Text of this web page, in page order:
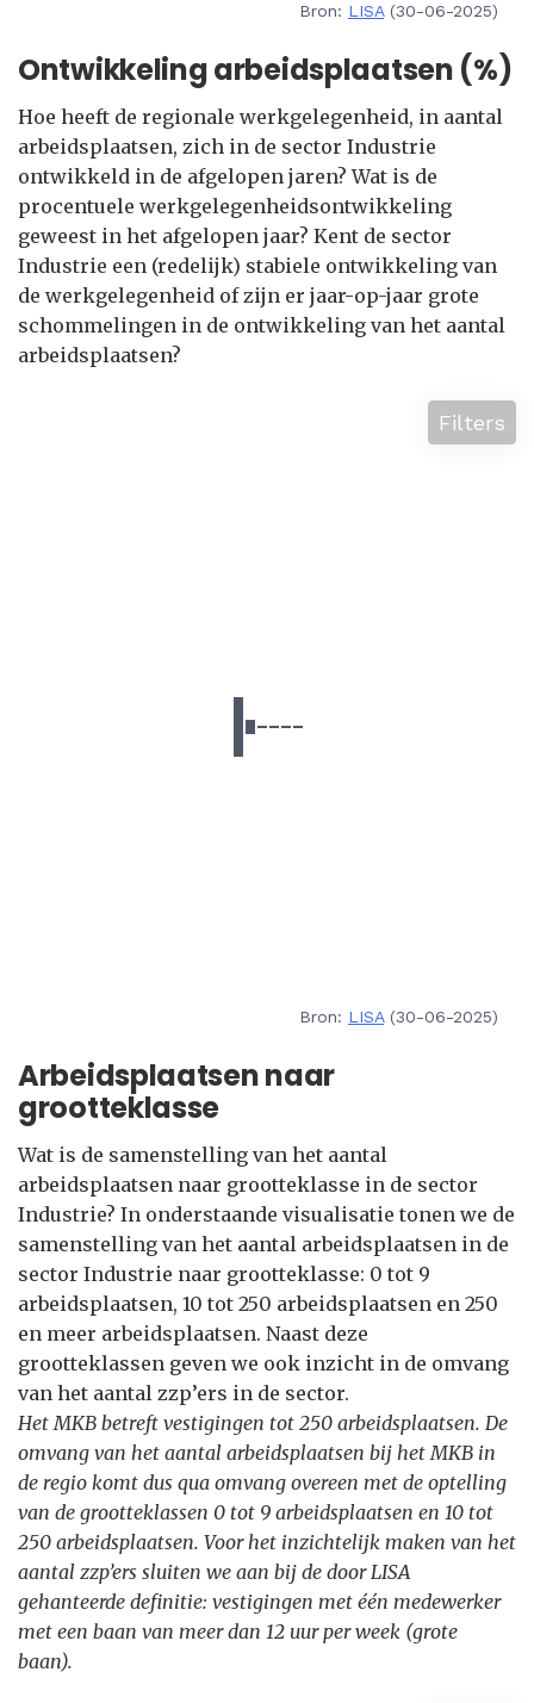
Bron: LISA(30-06-2025)
Ontwikkeling arbeidsplaatsen (%)
Hoe heeft de regionale werkgelegenheid, in aantal
arbeidsplaatsen, zich in de sector Industrie
ontwikkeld in de afgelopen jaren? Wat is de
procentuele werkgelegenheidsontwikkeling
geweest in het afgelopen jaar? Kent de sector
Industrie een (redelijk) stabiele ontwikkeling van
de werkgelegenheid of zijn er jaar-op-jaar grote
schommelingen in de ontwikkeling van het aantal
arbeidsplaatsen?
Filters
Bron: LISA(30-06-2025)
Arbeidsplaatsen naar
grootteklasse
Wat is de samenstelling van het aantal
arbeidsplaatsen naar grootteklasse in de sector
Industrie? In onderstaande visualisatie tonen we de
samenstelling van het aantal arbeidsplaatsen in de
sector Industrie naar grootteklasse: 0 tot 9
arbeidsplaatsen, 10 tot 250 arbeidsplaatsen en 250
en meer arbeidsplaatsen. Naast deze
grootteklassen geven we ook inzicht in de omvang
van het aantal zzp’ers in de sector.
Het MKB betreft vestigingen tot 250 arbeidsplaatsen. De
omvang van het aantal arbeidsplaatsen bij het MKB in
de regio komt dus qua omvang overeen met de optelling
van de grootteklassen 0 tot 9 arbeidsplaatsen en 10 tot
250 arbeidsplaatsen. Voor het inzichtelijk maken van het
aantal zzp’ers sluiten we aan bij de door LISA
gehanteerde definitie: vestigingen met één medewerker
met een baan van meer dan 12 uur per week (grote
baan).